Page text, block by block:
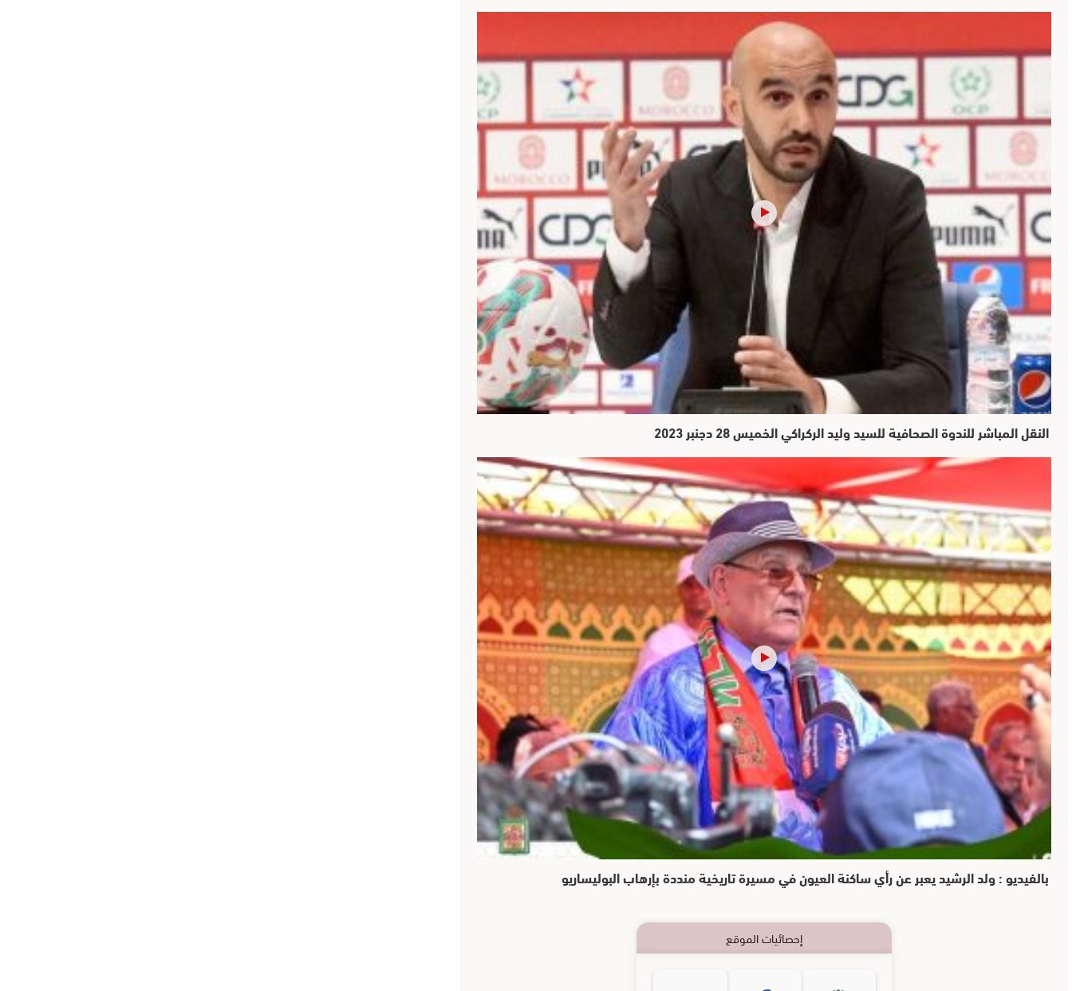
النقل المباشر للندوة الصحافية للسيد وليد الركراكي الخميس 28 دجنبر 2023
بالفيديو : ولد الرشيد يعبر عن رأي ساكنة العيون في مسيرة تاريخية منددة بإرهاب البوليساريو
إحصائيات الموقع